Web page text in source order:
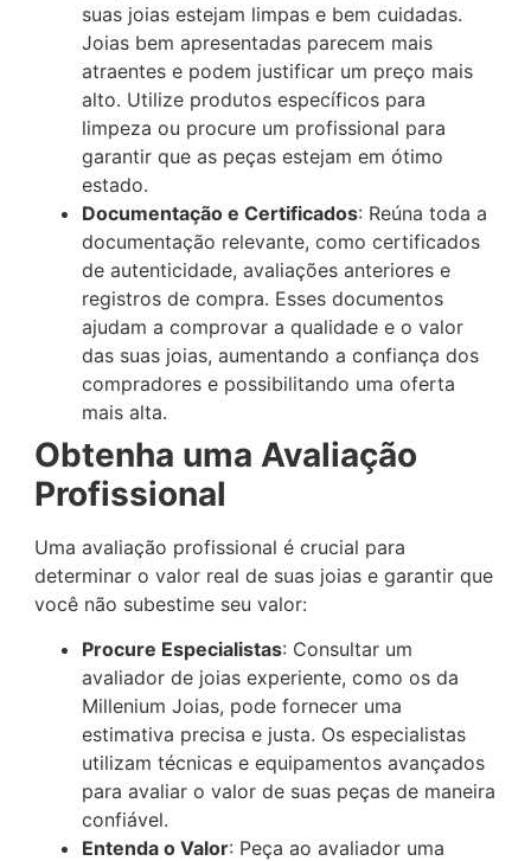
suas joias estejam limpas e bem cuidadas.
Joias bem apresentadas parecem mais
atraentes e podem justificar um preço mais
alto. Utilize produtos específicos para
limpeza ou procure um profissional para
garantir que as peças estejam em ótimo
estado.
Documentação e Certificados: Reúna toda a
documentação relevante, como certificados
de autenticidade, avaliações anteriores e
registros de compra. Esses documentos
ajudam a comprovar a qualidade e o valor
das suas joias, aumentando a confiança dos
compradores e possibilitando uma oferta
mais alta.
Obtenha uma Avaliação
Profissional
Uma avaliação profissional é crucial para
determinar o valor real de suas joias e garantir que
você não subestime seu valor:
Procure Especialistas: Consultar um
avaliador de joias experiente, como os da
Millenium Joias, pode fornecer uma
estimativa precisa e justa. Os especialistas
utilizam técnicas e equipamentos avançados
para avaliar o valor de suas peças de maneira
confiável.
Entenda o Valor: Peça ao avaliador uma